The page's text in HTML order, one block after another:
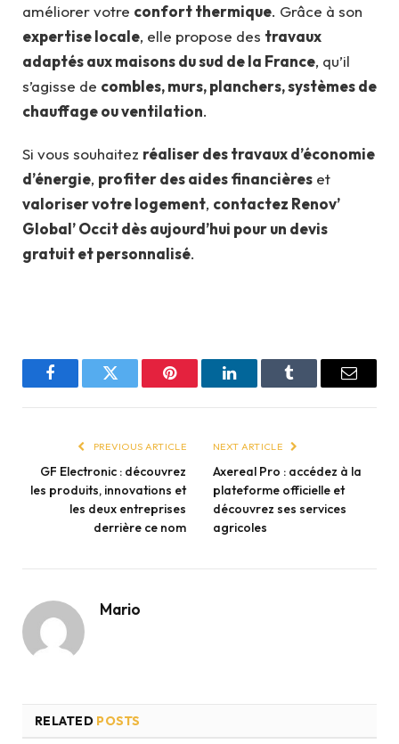
améliorer votre confort thermique. Grâce à son
expertise locale, elle propose des travaux
adaptés aux maisons du sud de la France, qu’il
s’agisse de combles, murs, planchers, systèmes de
chauffage ou ventilation.
Si vous souhaitez réaliser des travaux d’économie
d’énergie, profiter des aides financières et
valoriser votre logement, contactez Renov’
Global’ Occit dès aujourd’hui pour un devis
gratuit et personnalisé.
FacebookTwitter Pinterest LinkedInTumblr Email
PREVIOUS ARTICLE
GF Electronic : découvrez
les produits, innovations et
les deux entreprises
derrière ce nom
NEXT ARTICLE
Axereal Pro : accédez à la
plateforme officielle et
découvrez ses services
agricoles
Mario
RELATED POSTS